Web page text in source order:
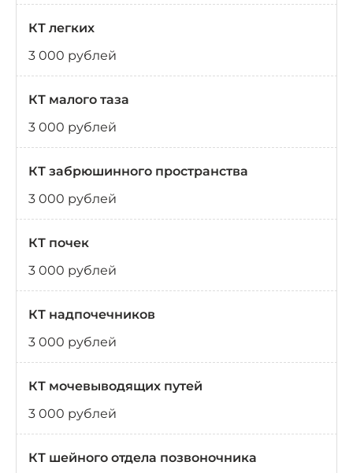
КТ легких
3 000 рублей
КТ малого таза
3 000 рублей
КТ забрюшинного пространства
3 000 рублей
КТ почек
3 000 рублей
КТ надпочечников
3 000 рублей
КТ мочевыводящих путей
3 000 рублей
КТ шейного отдела позвоночника